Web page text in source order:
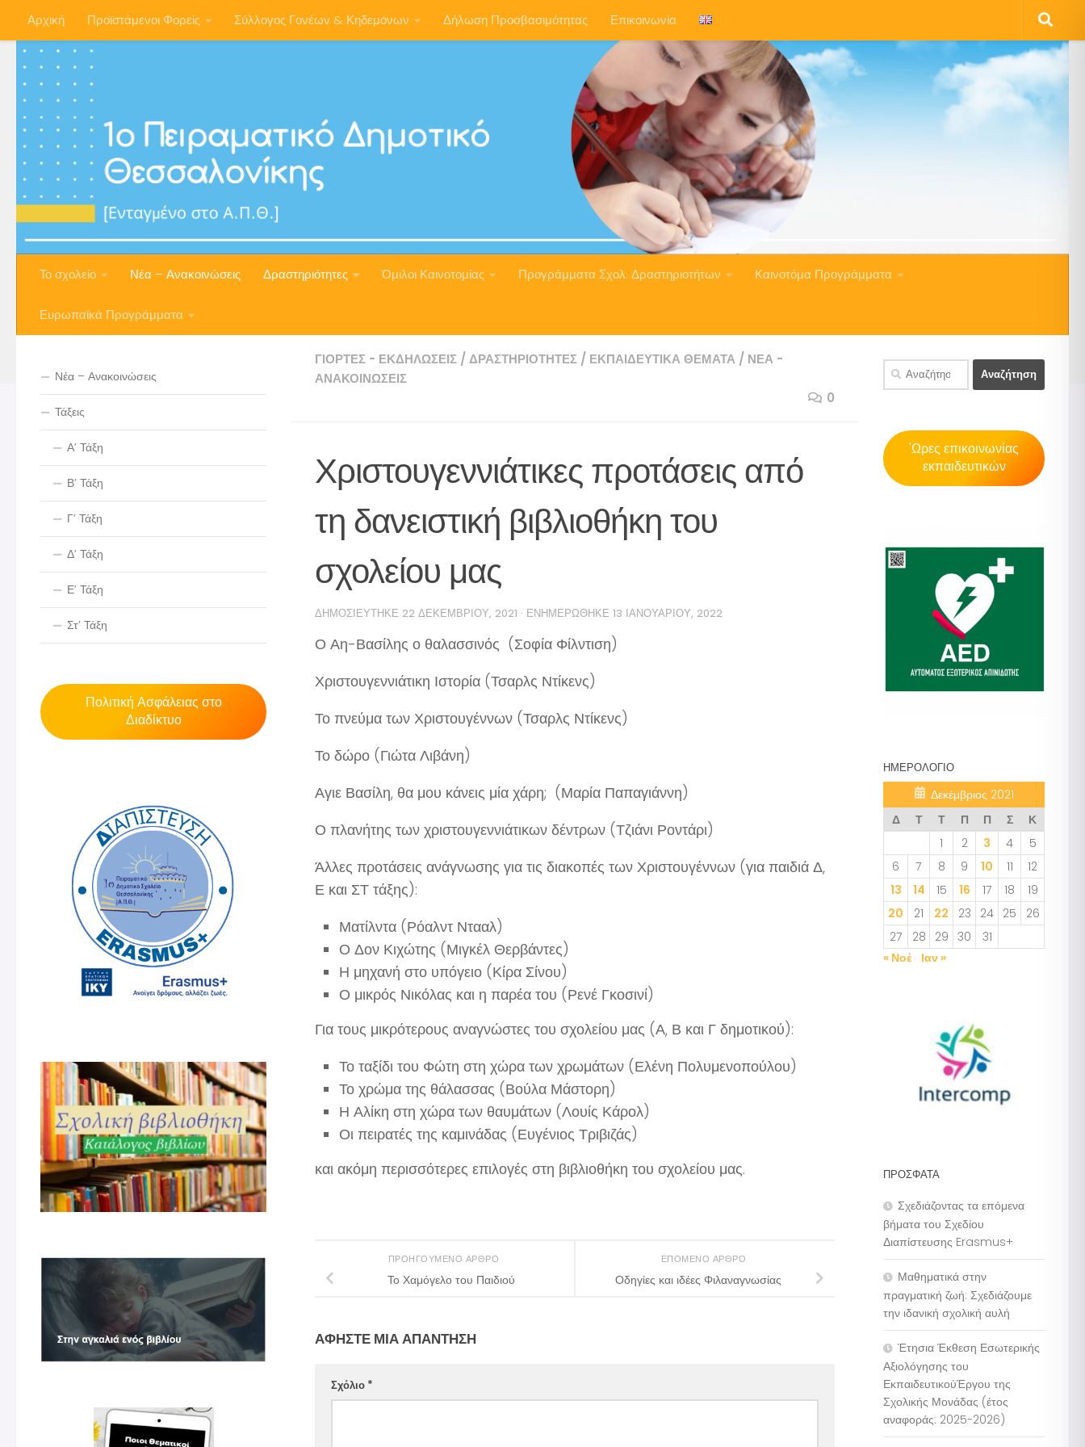
Skip to content
Αρχική Προϊστάμενοι Φορείς Σύλλογος Γονέων & Κηδεμόνων Δήλωση Προσβασιμότητας Επικοινωνία
Το σχολείο Νέα – Ανακοινώσεις Δραστηριότητες Όμιλοι Καινοτομίας Προγράμματα Σχολ. Δραστηριοτήτων Καινοτόμα Προγράμματα
Ευρωπαϊκά Προγράμματα
ΓΙΟΡΤΈΣ - ΕΚΔΗΛΏΣΕΙΣ /ΔΡΑΣΤΗΡΙΌΤΗΤΕΣ / ΕΚΠΑΙΔΕΥΤΙΚΆ ΘΈΜΑΤΑ / ΝΈΑ -
ΑΝΑΚΟΙΝΏΣΕΙΣ
0
Χριστουγεννιάτικες προτάσεις από
τη δανειστική βιβλιοθήκη του
σχολείου μας
ΔΗΜΟΣΙΕΎΤΗΚΕ 22 ΔΕΚΕΜΒΡΊΟΥ, 2021 · ΕΝΗΜΕΡΏΘΗΚΕ 13 ΙΑΝΟΥΑΡΊΟΥ, 2022
Ο Αη-Βασίλης ο θαλασσινός (Σοφία Φίλντιση)
Χριστουγεννιάτικη Ιστορία (Τσαρλς Ντίκενς)
Το πνεύμα των Χριστουγέννων (Τσαρλς Ντίκενς)
Το δώρο (Γιώτα Λιβάνη)
Αγιε Βασίλη, θα μου κάνεις μία χάρη; (Μαρία Παπαγιάννη)
Ο πλανήτης των χριστουγεννιάτικων δέντρων (Τζιάνι Ροντάρι)
Άλλες προτάσεις ανάγνωσης για τις διακοπές των Χριστουγέννων (για παιδιά Δ,
Ε και ΣΤ τάξης):
Ματίλντα (Ρόαλντ Ντααλ)
Ο Δον Κιχώτης (Μιγκέλ Θερβάντες)
Η μηχανή στο υπόγειο (Κίρα Σίνου)
Ο μικρός Νικόλας και η παρέα του (Ρενέ Γκοσινί)
Για τους μικρότερους αναγνώστες του σχολείου μας (Α, Β και Γ δημοτικού):
Το ταξίδι του Φώτη στη χώρα των χρωμάτων (Ελένη Πολυμενοπούλου)
Το χρώμα της θάλασσας (Βούλα Μάστορη)
Η Αλίκη στη χώρα των θαυμάτων (Λουίς Κάρολ)
Οι πειρατές της καμινάδας (Ευγένιος Τριβιζάς)
και ακόμη περισσότερες επιλογές στη βιβλιοθήκη του σχολείου μας.
ΕΠΌΜΕΝΟ ΆΡΘΡΟ
Οδηγίες και ιδέες Φιλαναγνωσίας
ΠΡΟΗΓΟΎΜΕΝΟ ΆΡΘΡΟ
Το Χαμόγελο του Παιδιού
ΑΦΉΣΤΕ ΜΙΑ ΑΠΆΝΤΗΣΗ
Σχόλιο *
Νέα – Ανακοινώσεις
Τάξεις
Α’ Τάξη
Β’ Τάξη
Γ’ Τάξη
Δ’ Τάξη
Ε’ Τάξη
Στ’ Τάξη
Πολιτική Ασφάλειας στο
Διαδίκτυο
Αναζήτηση
για:
'Ωρες επικοινωνίας
εκπαιδευτικών
ΗΜΕΡΟΛΌΓΙΟ
Δεκέμβριος 2021
Δ
Τ Τ Π Π Σ
Κ
1
2 3 4
5
6
7 8 9 10 11
12
13
14 15 16 17 18
19
20
21 22 23 24 25
26
27
28 29 30
31
« Νοέ
Ιαν »
ΠΡΌΣΦΑΤΑ
Σχεδιάζοντας τα επόμενα
βήματα του Σχεδίου
Διαπίστευσης Erasmus+
Μαθηματικά στην
πραγματική ζωή: Σχεδιάζουμε
την ιδανική σχολική αυλή
Έτησια Έκθεση Εσωτερικής
Αξιολόγησης του
ΕκπαιδευτικούΈργου της
Σχολικής Μονάδας (έτος
αναφοράς: 2025-2026)